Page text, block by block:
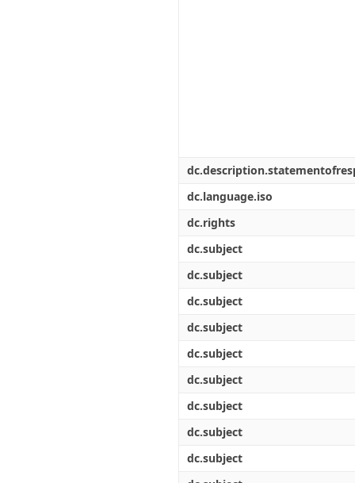
dc.language.iso
dc.rights
dc.subject
dc.subject
dc.subject
dc.subject
dc.subject
dc.subject
dc.subject
dc.subject
dc.subject